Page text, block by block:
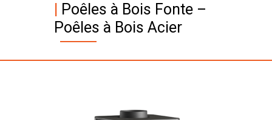
Poêles à Bois Fonte –
Poêles à Bois Acier